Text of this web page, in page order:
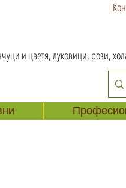
и цветя, луковици, рози,
|